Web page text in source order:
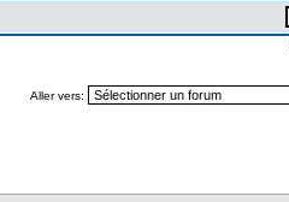
Aller vers: